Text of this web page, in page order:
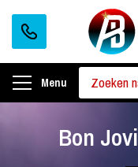
Menu
Bon